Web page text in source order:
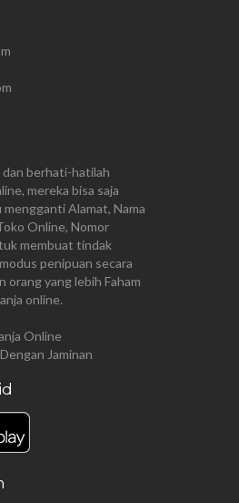
berhati-hatilah
mereka bisa saja
Alamat, Nama
Online, Nomor
membuat tindak
penipuan secara
orang yang lebih Faham
online.
Online
Jaminan